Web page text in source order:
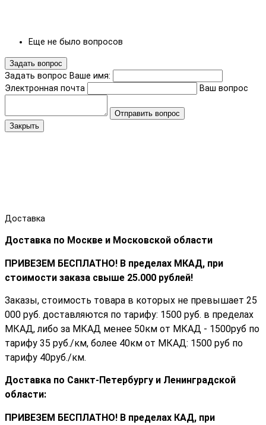
Еще не было вопросов
Задать вопрос
Задать вопрос Ваше имя:
Электронная почта
Ваш вопрос
Отправить вопрос
Закрыть
Доставка
Доставка по Москве и Московской области
ПРИВЕЗЕМ БЕСПЛАТНО! В пределах МКАД, при
стоимости заказа cвыше 25.000 рублей!
Заказы, стоимость товара в которых не превышает 25
000 руб. доставляются по тарифу: 1500 руб. в пределах
МКАД, либо за МКАД менее 50км от МКАД - 1500руб по
тарифу 35 руб./км, более 40км от МКАД: 1500 руб по
тарифу 40руб./км.
Доставка по Санкт-Петербургу и Ленинградской
области:
ПРИВЕЗЕМ БЕСПЛАТНО! В пределах КАД, при